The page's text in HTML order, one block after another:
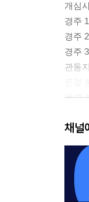
개심
경주
경주
경주
관동
문경
담양
고창
양양
부록
채널